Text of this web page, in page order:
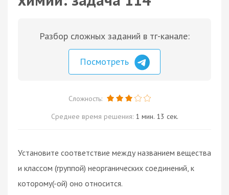
Разбор сложных заданий в тг-канале:
Посмотреть
Сложность:
Среднее время решения: 1 мин. 13 сек.
Установите соответствие между названием вещества
и классом (группой) неорганических соединений, к
которому(-ой) оно относится.